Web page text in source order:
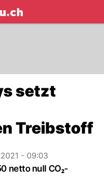
NAU.ch
setzt
Treibstoff
- 09:03
netto null CO₂-